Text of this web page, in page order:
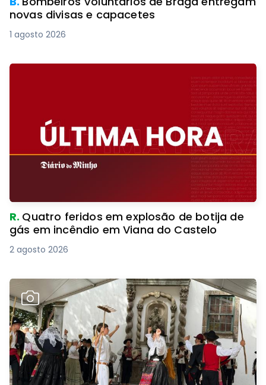
novas divisas e capacetes
1 agosto 2026
R. Quatro feridos em explosão de botija de
gás em incêndio em Viana do Castelo
2 agosto 2026